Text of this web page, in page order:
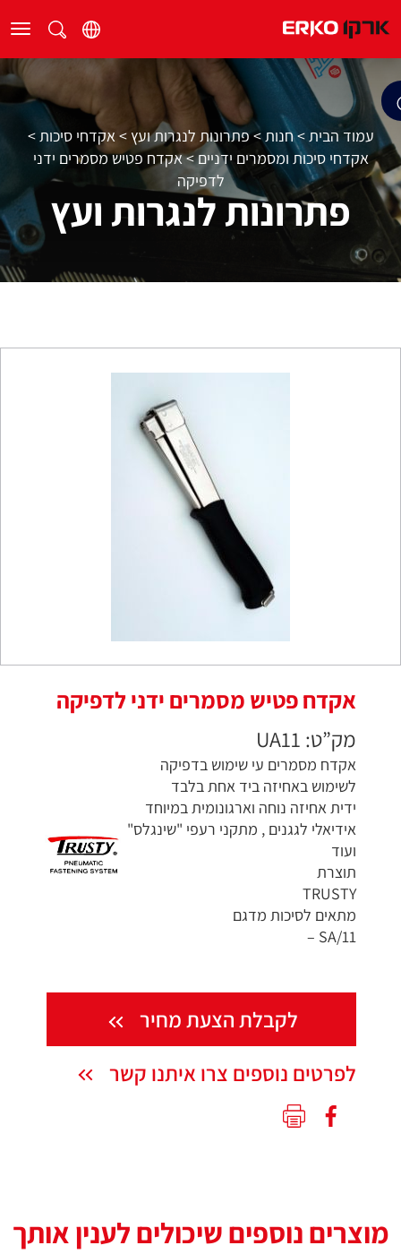
עמוד הבית>חנות>פתרונות לנגרות ועץ >אקדחי סיכות>
אקדחי סיכות ומסמרים ידניים>אקדח פטיש מסמרים ידני
לדפיקה
פתרונות לנגרות ועץ
אקדח פטיש מסמרים ידני לדפיקה
מק”ט: UA11
אקדח מסמרים עי שימוש בדפיקה
לשימוש באחיזה ביד אחת בלבד
ידית אחיזה נוחה וארגונומית במיוחד
אידיאלי לגגנים , מתקני רעפי "שינגלס"
ועוד
תוצרת
TRUSTY
מתאים לסיכות מדגם
SA/11 –
לקבלת הצעת מחיר
לפרטים נוספים צרו איתנו קשר
מוצרים נוספים שיכולים לענין אותך